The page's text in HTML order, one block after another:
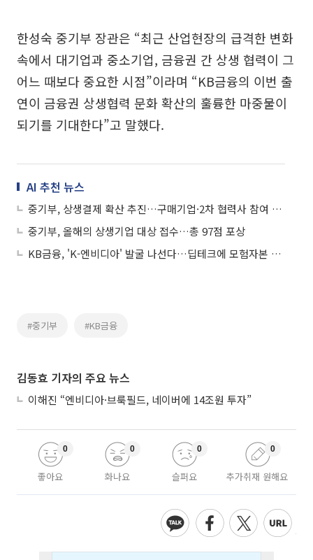
한성숙 중기부 장관은 “최근 산업현장의 급격한 변화
속에서 대기업과 중소기업, 금융권 간 상생 협력이 그
어느 때보다 중요한 시점”이라며 “KB금융의 이번 출
연이 금융권 상생협력 문화 확산의 훌륭한 마중물이
되기를 기대한다”고 말했다.
AI 추천 뉴스
중기부, 상생결제 확산 추진…구매기업·2차 협력사 참여 확대
중기부, 올해의 상생기업 대상 접수…총 97점 포상
KB금융, 'K-엔비디아' 발굴 나선다…딥테크에 모험자본 공급
#중기부 #KB금융
김동효 기자의 주요 뉴스
이해진 “엔비디아·브룩필드, 네이버에 14조원 투자”
좋아요
0
화나요
0
슬퍼요
0
추가취재 원해요
0